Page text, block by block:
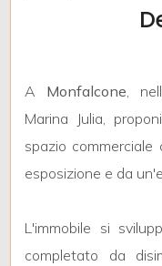
A Monfalcone,
Marina Julia,
spazio
esposizione e da
L'immobile si
completato da
Locali
Qualsiasi